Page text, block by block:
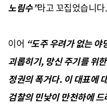
노림수”라고 꼬집었습니다.
이어 “도주 우려가 없는 야
괴롭히기, 망신 주기를 위
정권의 폭거다. 이 대표에
검찰의 민낯이 만천하에 드